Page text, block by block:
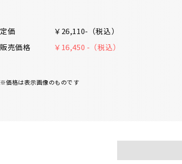
定価
￥26,110-（税込）
販売価格
￥16,450 -（税込）
※価格は表示画像のものです